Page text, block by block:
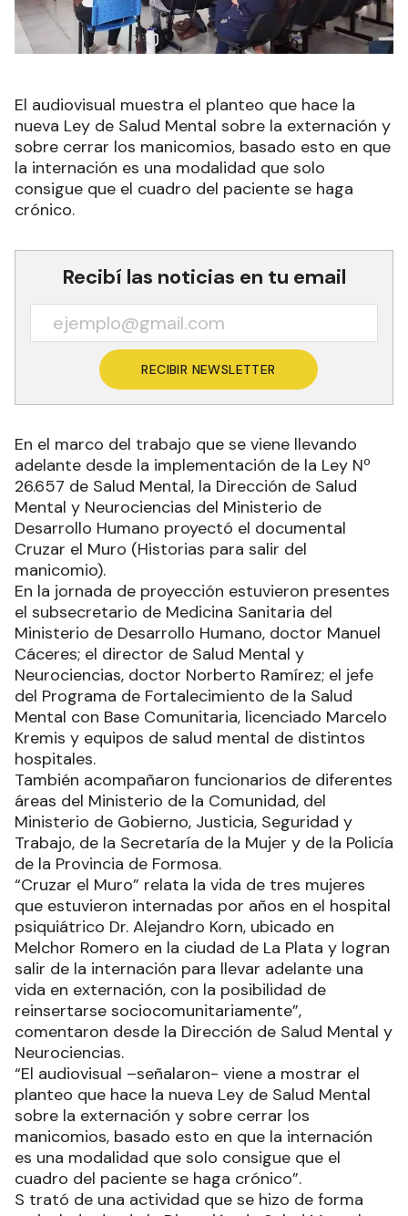
El audiovisual muestra el planteo que hace la
nueva Ley de Salud Mental sobre la externación y
sobre cerrar los manicomios, basado esto en que
la internación es una modalidad que solo
consigue que el cuadro del paciente se haga
crónico.
Recibí las noticias en tu email
RECIBIR NEWSLETTER
En el marco del trabajo que se viene llevando
adelante desde la implementación de la Ley Nº
26.657 de Salud Mental, la Dirección de Salud
Mental y Neurociencias del Ministerio de
Desarrollo Humano proyectó el documental
Cruzar el Muro (Historias para salir del
manicomio).
En la jornada de proyección estuvieron presentes
el subsecretario de Medicina Sanitaria del
Ministerio de Desarrollo Humano, doctor Manuel
Cáceres; el director de Salud Mental y
Neurociencias, doctor Norberto Ramírez; el jefe
del Programa de Fortalecimiento de la Salud
Mental con Base Comunitaria, licenciado Marcelo
Kremis y equipos de salud mental de distintos
hospitales.
También acompañaron funcionarios de diferentes
áreas del Ministerio de la Comunidad, del
Ministerio de Gobierno, Justicia, Seguridad y
Trabajo, de la Secretaría de la Mujer y de la Policía
de la Provincia de Formosa.
“Cruzar el Muro” relata la vida de tres mujeres
que estuvieron internadas por años en el hospital
psiquiátrico Dr. Alejandro Korn, ubicado en
Melchor Romero en la ciudad de La Plata y logran
salir de la internación para llevar adelante una
vida en externación, con la posibilidad de
reinsertarse sociocomunitariamente”,
comentaron desde la Dirección de Salud Mental y
Neurociencias.
“El audiovisual –señalaron- viene a mostrar el
planteo que hace la nueva Ley de Salud Mental
sobre la externación y sobre cerrar los
manicomios, basado esto en que la internación
es una modalidad que solo consigue que el
cuadro del paciente se haga crónico”.
S trató de una actividad que se hizo de forma